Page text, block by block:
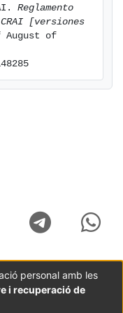
de Barcelona.
préstec de
Biblioteca
del CRAI de
préstec
de
Reglamento
[versiones
of
personal amb les
i recuperació de